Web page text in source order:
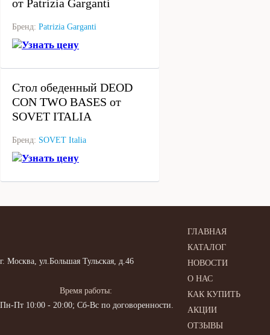
от Patrizia Garganti
Бренд: Patrizia Garganti
Узнать цену
Стол обеденный DEOD
CON TWO BASES от
SOVET ITALIA
Бренд: SOVET Italia
Узнать цену
г. Москва, ул.Большая Тульская, д.46
Время работы:
Пн-Пт 10:00 - 20:00; Сб-Вс по договоренности.
ГЛАВНАЯ
КАТАЛОГ
НОВОСТИ
О НАС
КАК КУПИТЬ
АКЦИИ
ОТЗЫВЫ